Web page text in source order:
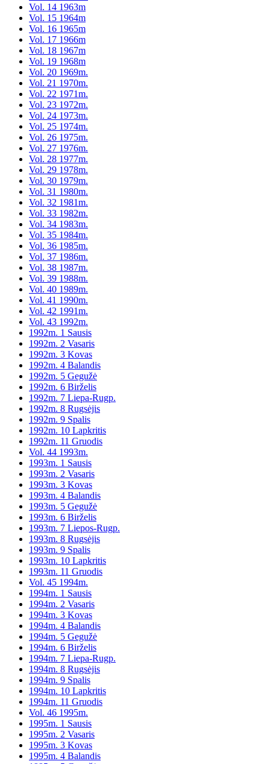
Vol. 14 1963m
Vol. 15 1964m
Vol. 16 1965m
Vol. 17 1966m
Vol. 18 1967m
Vol. 19 1968m
Vol. 20 1969m.
Vol. 21 1970m.
Vol. 22 1971m.
Vol. 23 1972m.
Vol. 24 1973m.
Vol. 25 1974m.
Vol. 26 1975m.
Vol. 27 1976m.
Vol. 28 1977m.
Vol. 29 1978m.
Vol. 30 1979m.
Vol. 31 1980m.
Vol. 32 1981m.
Vol. 33 1982m.
Vol. 34 1983m.
Vol. 35 1984m.
Vol. 36 1985m.
Vol. 37 1986m.
Vol. 38 1987m.
Vol. 39 1988m.
Vol. 40 1989m.
Vol. 41 1990m.
Vol. 42 1991m.
Vol. 43 1992m.
1992m. 1 Sausis
1992m. 2 Vasaris
1992m. 3 Kovas
1992m. 4 Balandis
1992m. 5 Gegužė
1992m. 6 Birželis
1992m. 7 Liepa-Rugp.
1992m. 8 Rugsėjis
1992m. 9 Spalis
1992m. 10 Lapkritis
1992m. 11 Gruodis
Vol. 44 1993m.
1993m. 1 Sausis
1993m. 2 Vasaris
1993m. 3 Kovas
1993m. 4 Balandis
1993m. 5 Gegužė
1993m. 6 Birželis
1993m. 7 Liepos-Rugp.
1993m. 8 Rugsėjis
1993m. 9 Spalis
1993m. 10 Lapkritis
1993m. 11 Gruodis
Vol. 45 1994m.
1994m. 1 Sausis
1994m. 2 Vasaris
1994m. 3 Kovas
1994m. 4 Balandis
1994m. 5 Gegužė
1994m. 6 Birželis
1994m. 7 Liepa-Rugp.
1994m. 8 Rugsėjis
1994m. 9 Spalis
1994m. 10 Lapkritis
1994m. 11 Gruodis
Vol. 46 1995m.
1995m. 1 Sausis
1995m. 2 Vasaris
1995m. 3 Kovas
1995m. 4 Balandis